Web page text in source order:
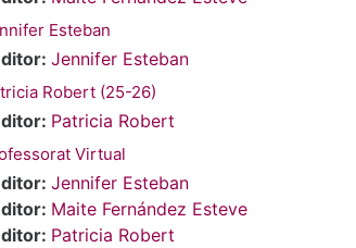
Esteban
Jennifer Esteban
Robert (25-26)
Patricia Robert
Virtual
Jennifer Esteban
Maite Fernández Esteve
Patricia Robert